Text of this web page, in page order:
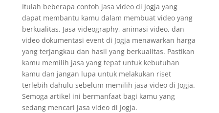
Itulah beberapa contoh jasa video di Jogja yang
dapat membantu kamu dalam membuat video yang
berkualitas. Jasa videography, animasi video, dan
video dokumentasi event di Jogja menawarkan harga
yang terjangkau dan hasil yang berkualitas. Pastikan
kamu memilih jasa yang tepat untuk kebutuhan
kamu dan jangan lupa untuk melakukan riset
terlebih dahulu sebelum memilih jasa video di Jogja.
Semoga artikel ini bermanfaat bagi kamu yang
sedang mencari jasa video di Jogja.